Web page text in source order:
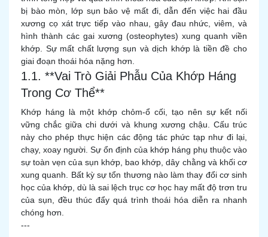
bị bào mòn, lớp sụn bảo vệ mất đi, dẫn đến việc hai đầu
xương cọ xát trực tiếp vào nhau, gây đau nhức, viêm, và
hình thành các gai xương (osteophytes) xung quanh viền
khớp. Sự mất chất lượng sụn và dịch khớp là tiền đề cho
giai đoạn thoái hóa nặng hơn.
1.1. **Vai Trò Giải Phẫu Của Khớp Háng
Trong Cơ Thể**
Khớp háng là một khớp chỏm-ổ cối, tạo nên sự kết nối
vững chắc giữa chi dưới và khung xương chậu. Cấu trúc
này cho phép thực hiện các động tác phức tạp như đi lại,
chạy, xoay người. Sự ổn định của khớp háng phụ thuộc vào
sự toàn vẹn của sụn khớp, bao khớp, dây chằng và khối cơ
xung quanh. Bất kỳ sự tổn thương nào làm thay đổi cơ sinh
học của khớp, dù là sai lệch trục cơ học hay mất độ trơn tru
của sụn, đều thúc đẩy quá trình thoái hóa diễn ra nhanh
chóng hơn.
---